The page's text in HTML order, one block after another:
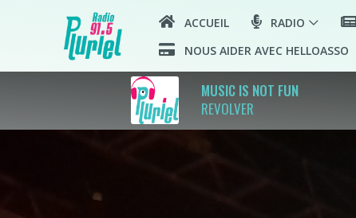
ACCUEIL RADIO
NOUS AIDER AVEC HELLOASSO
MUSIC IS NOT FUN
REVOLVER